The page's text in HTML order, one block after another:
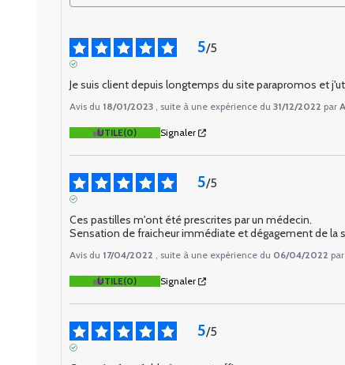
5/5
Je suis client depuis longtemps du site parapromos et
Avis du 18/01/2023 , suite à une expérience du 31/12/2022 par
UTILE(0) Signaler
5/5
Ces pastilles m'ont été prescrites par un médecin.
Sensation de fraicheur immédiate et dégagement de la
Avis du 17/04/2022 , suite à une expérience du 06/04/2022 par
UTILE(0) Signaler
5/5